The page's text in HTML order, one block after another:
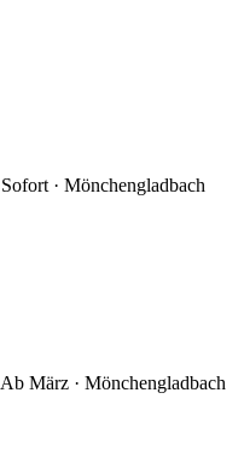
Sofort · Mönchengladbach
Ab März · Mönchengladbach